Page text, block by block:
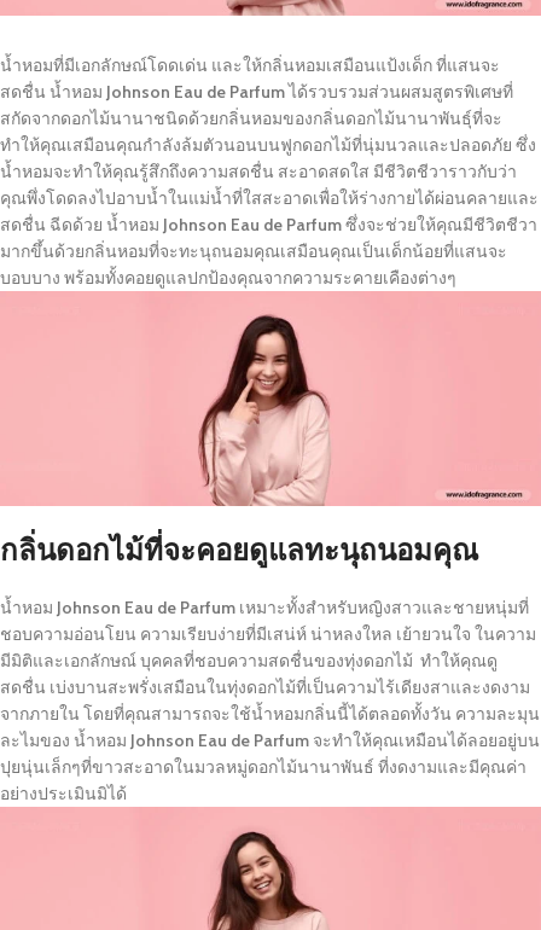
น้ำหอมที่มีเอกลักษณ์โดดเด่น และให้กลิ่นหอมเสมือนแป้งเด็ก ที่แสนจะ
สดชื่น น้ำหอม Johnson Eau de Parfumได้รวบรวมส่วนผสมสูตรพิเศษที่
สกัดจากดอกไม้นานาชนิดด้วยกลิ่นหอมของกลิ่นดอกไม้นานาพันธุ์ที่จะ
ทำให้คุณเสมือนคุณกำลังล้มตัวนอนบนฟูกดอกไม้ที่นุ่มนวลและปลอดภัย ซึ่ง
น้ำหอมจะทำให้คุณรู้สึกถึงความสดชื่น สะอาดสดใส มีชีวิตชีวาราวกับว่า
คุณพึ่งโดดลงไปอาบน้ำในแม่น้ำที่ใสสะอาดเพื่อให้ร่างกายได้ผ่อนคลายและ
สดชื่น ฉีดด้วย น้ำหอม Johnson Eau de Parfumซึ่งจะช่วยให้คุณมีชีวิตชีวา
มากขึ้นด้วยกลิ่นหอมที่จะทะนุถนอมคุณเสมือนคุณเป็นเด็กน้อยที่แสนจะ
บอบบาง พร้อมทั้งคอยดูแลปกป้องคุณจากความระคายเคืองต่างๆ
กลิ่นดอกไม้ที่จะคอยดูแลทะนุถนอมคุณ
น้ำหอม Johnson Eau de Parfum เหมาะทั้งสำหรับหญิงสาวและชายหนุ่มที่
ชอบความอ่อนโยน ความเรียบง่ายที่มีเสน่ห์ น่าหลงใหล เย้ายวนใจ ในความ
มีมิติและเอกลักษณ์ บุคคลที่ชอบความสดชื่นของทุ่งดอกไม้ ทำให้คุณดู
สดชื่น เบ่งบานสะพรั่งเสมือนในทุ่งดอกไม้ที่เป็นความไร้เดียงสาและงดงาม
จากภายใน โดยที่คุณสามารถจะใช้น้ำหอมกลิ่นนี้ได้ตลอดทั้งวัน ความละมุน
ละไมของ น้ำหอม Johnson Eau de Parfum จะทำให้คุณเหมือนได้ลอยอยู่บน
ปุยนุ่นเล็กๆที่ขาวสะอาดในมวลหมู่ดอกไม้นานาพันธ์ ที่งดงามและมีคุณค่า
อย่างประเมินมิได้